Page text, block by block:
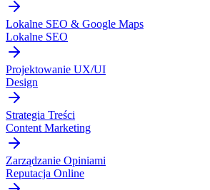
Lokalne SEO & Google Maps
Lokalne SEO
Projektowanie UX/UI
Design
Strategia Treści
Content Marketing
Zarządzanie Opiniami
Reputacja Online